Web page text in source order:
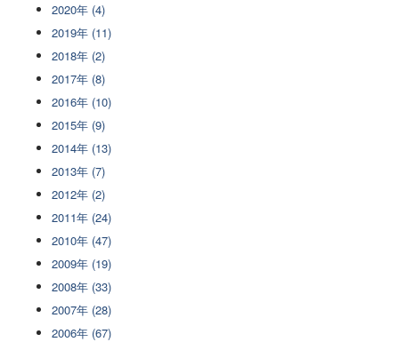
2020年 (4)
2019年 (11)
2018年 (2)
2017年 (8)
2016年 (10)
2015年 (9)
2014年 (13)
2013年 (7)
2012年 (2)
2011年 (24)
2010年 (47)
2009年 (19)
2008年 (33)
2007年 (28)
2006年 (67)